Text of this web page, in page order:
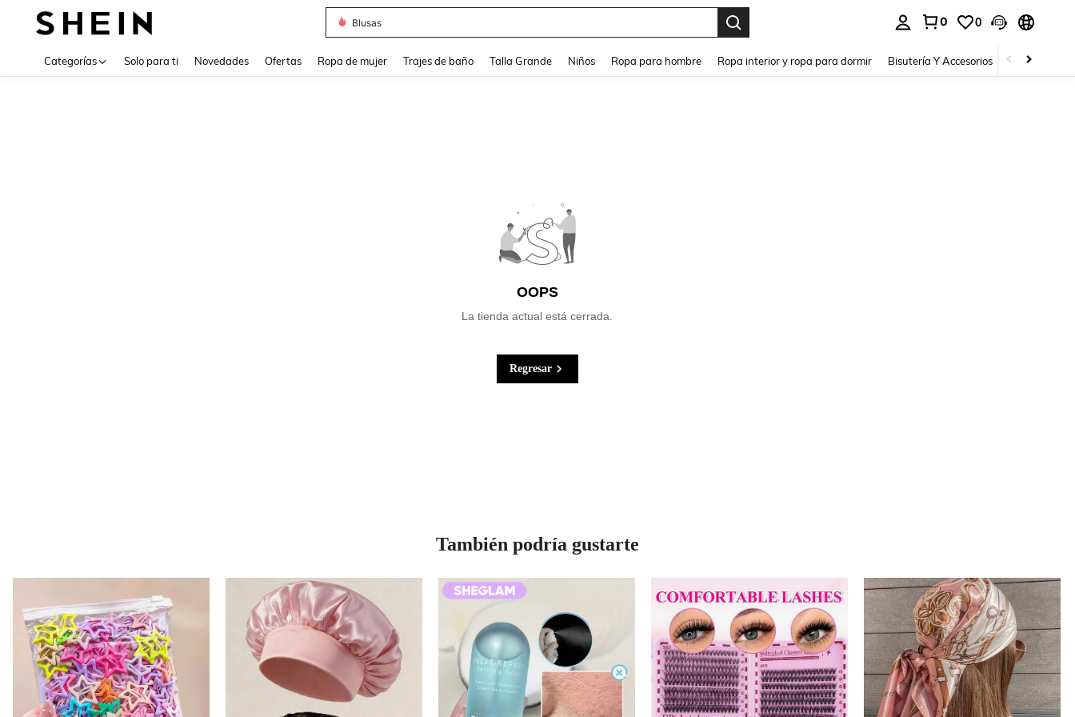
Blusas
0 0
Categorías Solo para ti Novedades Ofertas Ropa de mujer Trajes de baño Talla Grande Niños Ropa para hombre Ropa interior y ropa para dormir Bisutería Y Accesorios Zapatos
OOPS
La tienda actual está cerrada.
Regresar
También podría gustarte